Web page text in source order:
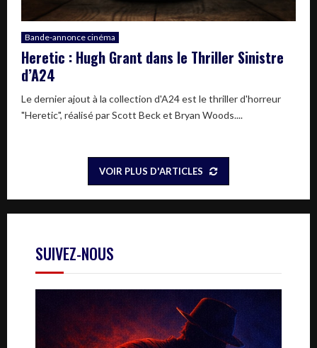
Bande-annonce cinéma
Heretic : Hugh Grant dans le Thriller Sinistre
d’A24
Le dernier ajout à la collection d'A24 est le thriller d'horreur
"Heretic", réalisé par Scott Beck et Bryan Woods....
VOIR PLUS D'ARTICLES
SUIVEZ-NOUS